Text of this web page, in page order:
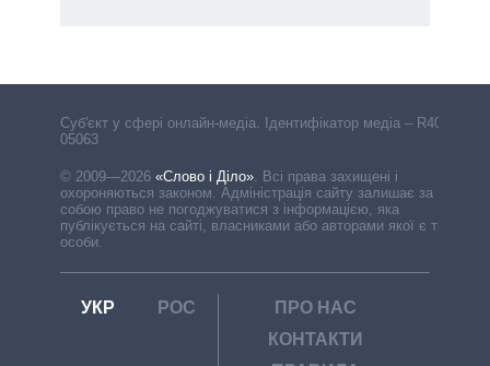
Cуб'єкт у сфері онлайн-медіа. Ідентифікатор медіа – R40-
05063
© 2009—2026 «Слово і Діло». Всі права захищені і
охороняються законом. Адміністрація сайту залишає за
собою право не погоджуватися з інформацією, яка
публікується на сайті, власниками або авторами якої є треті
особи.
УКР РОС
ПРО НАС
КОНТАКТИ